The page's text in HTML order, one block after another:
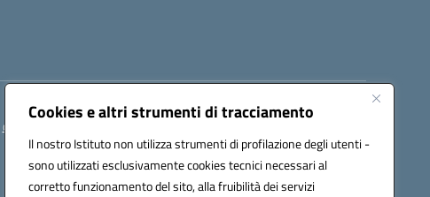
Cookies e altri strumenti di tracciamento
Il nostro Istituto non utilizza strumenti di profilazione degli utenti -
sono utilizzati esclusivamente cookies tecnici necessari al
corretto funzionamento del sito, alla fruibilità dei servizi
ceic88300b@pec.istruzione.it